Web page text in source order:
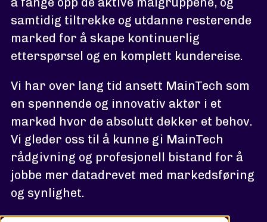
samtidig tiltrekke og utdanne resterende
marked for å skape kontinuerlig
etterspørsel og en komplett kundereise.
Vi har over lang tid ansett MainTech som
en spennende og innovativ aktør i et
marked hvor de absolutt dekker et behov.
Vi gleder oss til å kunne gi MainTech
rådgivning og profesjonell bistand for å
jobbe mer datadrevet med markedsføring
og synlighet.